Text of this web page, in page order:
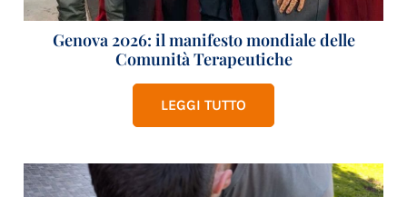
Genova 2026: il manifesto mondiale delle
Comunità Terapeutiche
LEGGI TUTTO